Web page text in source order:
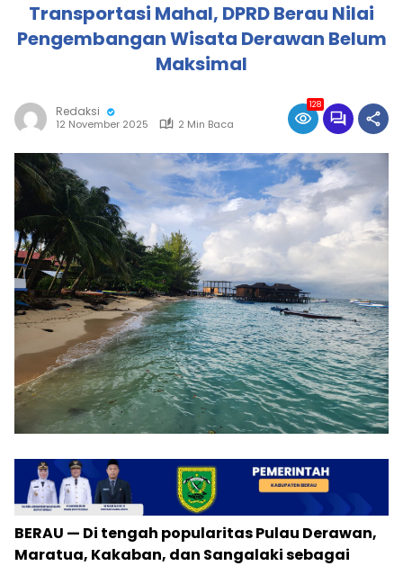
Transportasi Mahal, DPRD Berau Nilai
Pengembangan Wisata Derawan Belum
Maksimal
Redaksi
12 November 2025 2 Min Baca
128
BERAU — Di tengah popularitas Pulau Derawan,
Maratua, Kakaban, dan Sangalaki sebagai